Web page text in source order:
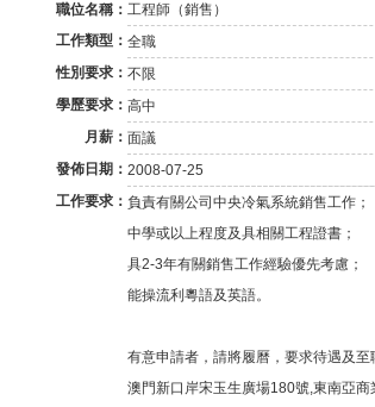
職位名稱： 工程師（銷售）
工作類型： 全職
性別要求： 不限
學歷要求： 高中
月薪： 面議
發佈日期： 2008-07-25
工作要求： 負責有關公司中央冷氣系統銷售工作；
中學或以上程度及具相關工程證書；
具2-3年有關銷售工作經驗優先考慮；
能操流利粵語及英語。
有意申請者，請將履曆，要求待遇及
澳門新口岸宋玉生廣場180號,東南亞